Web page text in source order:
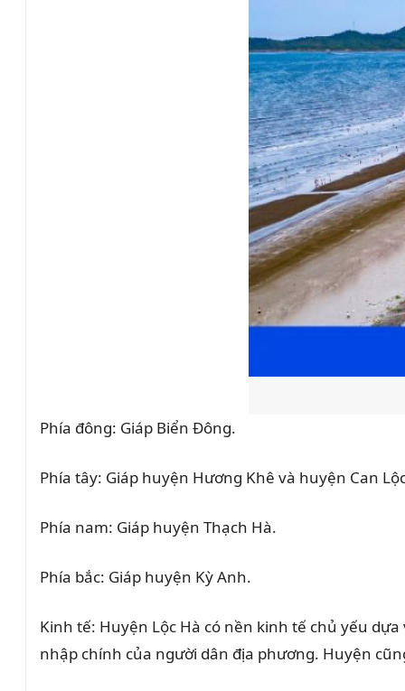
Phía đông: Giáp Biển Đông.
Phía tây: Giáp huyện Hương Khê và huyện Can
Phía nam: Giáp huyện Thạch Hà.
Phía bắc: Giáp huyện Kỳ Anh.
Kinh tế: Huyện Lộc Hà có nền kinh tế chủ yếu
nhập chính của người dân địa phương. Huyện